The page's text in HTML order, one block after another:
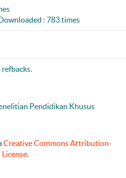
: 783 times
Pendidikan Khusus
Creative Commons Attribution-
.